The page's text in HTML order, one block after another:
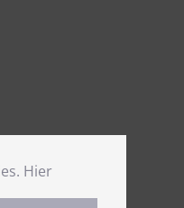
Hier